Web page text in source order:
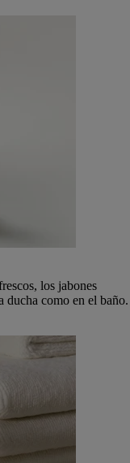
los jabones
ducha como en el baño.